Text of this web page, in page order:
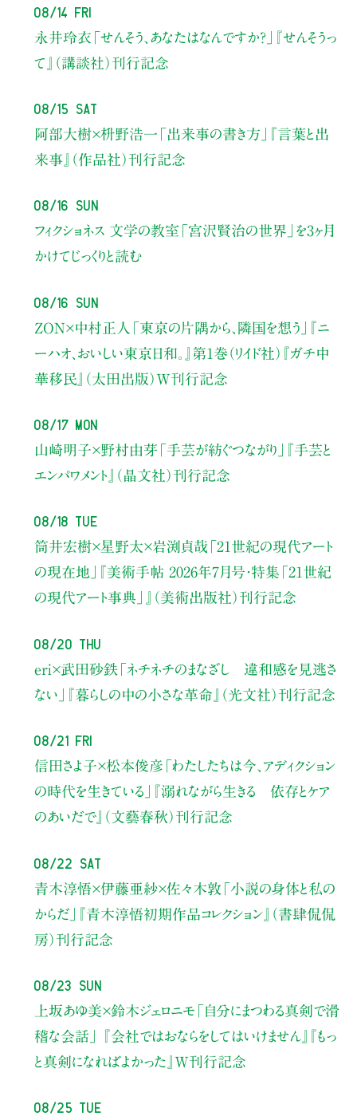
08/14 Fri
永井玲衣 「せんそう、あなたはなんですか？」
『せんそうっ
て』（講談社）刊行記念
08/15 Sat
阿部大樹×枡野浩一 「出来事の書き方」
『言葉と出
来事』（作品社）刊行記念
08/16 Sun
フィクショネス 文学の教室 「宮沢賢治の世界」を3ヶ月
かけてじっくりと読む
08/16 Sun
ZON×中村正人 「東京の片隅から、隣国を想う」
『ニ
ーハオ、おいしい東京日和。』第1巻（リイド社） 『ガチ中
華移民』（太田出版）W刊行記念
08/17 Mon
山崎明子×野村由芽 「手芸が紡ぐつながり」
『手芸と
エンパワメント』（晶文社）刊行記念
08/18 Tue
筒井宏樹×星野太×岩渕貞哉 「21世紀の現代アート
の現在地」
『美術手帖 2026年7月号・特集「21世紀
の現代アート事典」』（美術出版社）刊行記念
08/20 Thu
eri×武田砂鉄「ネチネチのまなざし 違和感を見逃さ
ない」
『暮らしの中の小さな革命』（光文社）刊行記念
08/21 Fri
信田さよ子×松本俊彦 「わたしたちは今、アディクション
の時代を生きている」
『溺れながら生きる 依存とケア
のあいだで』（文藝春秋）刊行記念
08/22 Sat
青木淳悟×伊藤亜紗×佐々木敦 「小説の身体と私の
からだ」
『青木淳悟初期作品コレクション』（書肆侃侃
房）刊行記念
08/23 Sun
上坂あゆ美×鈴木ジェロニモ 「自分にまつわる真剣で滑
稽な会話」
『会社ではおならをしてはいけません』『もっ
と真剣になればよかった』W刊行記念
08/25 Tue